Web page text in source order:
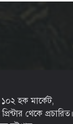
হক মার্কেট,
থেকে প্রচারিত।